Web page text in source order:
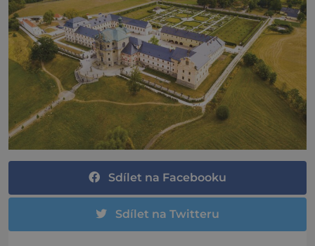
Sdílet na Facebooku
Sdílet na Twitteru